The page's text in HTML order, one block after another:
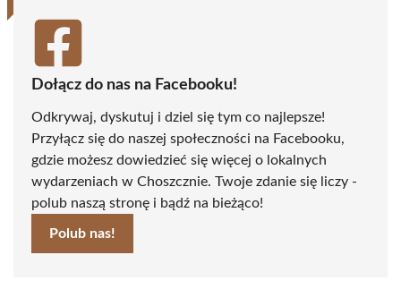
Dołącz do nas na Facebooku!
Odkrywaj, dyskutuj i dziel się tym co najlepsze!
Przyłącz się do naszej społeczności na Facebooku,
gdzie możesz dowiedzieć się więcej o lokalnych
wydarzeniach w Choszcznie. Twoje zdanie się liczy -
polub naszą stronę i bądź na bieżąco!
Polub nas!